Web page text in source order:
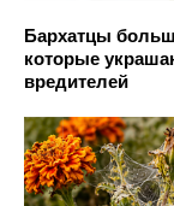
Бархатцы
которые
вредителей